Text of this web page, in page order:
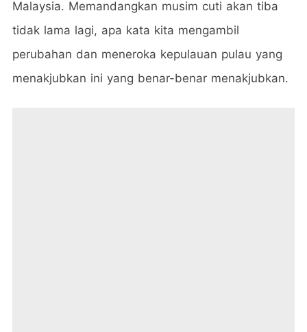
Malaysia. Memandangkan musim cuti akan tiba
tidak lama lagi, apa kata kita mengambil
perubahan dan meneroka kepulauan pulau yang
menakjubkan ini yang benar-benar menakjubkan.